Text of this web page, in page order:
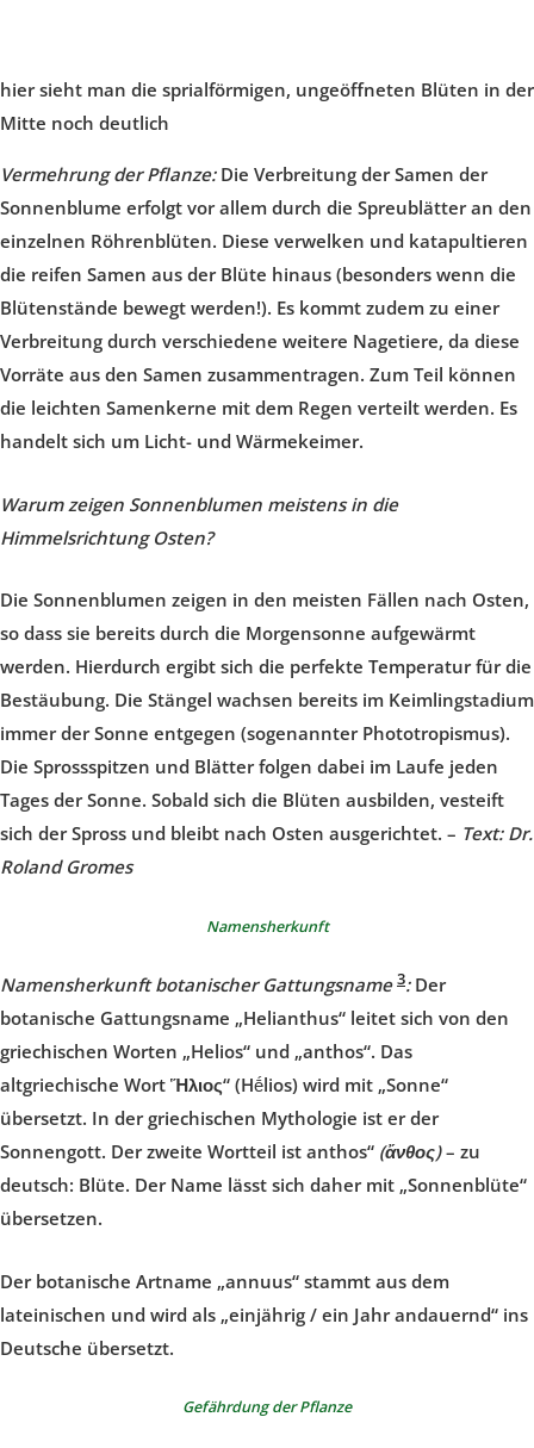
hier sieht man die sprialförmigen, ungeöffneten Blüten in der
Mitte noch deutlich
Vermehrung der Pflanze:Die Verbreitung der Samen der
Sonnenblume erfolgt vor allem durch die Spreublätter an den
einzelnen Röhrenblüten. Diese verwelken und katapultieren
die reifen Samen aus der Blüte hinaus (besonders wenn die
Blütenstände bewegt werden!). Es kommt zudem zu einer
Verbreitung durch verschiedene weitere Nagetiere, da diese
Vorräte aus den Samen zusammentragen. Zum Teil können
die leichten Samenkerne mit dem Regen verteilt werden. Es
handelt sich um Licht- und Wärmekeimer.
Warum zeigen Sonnenblumen meistens in die
Himmelsrichtung Osten?
Die Sonnenblumen zeigen in den meisten Fällen nach Osten,
so dass sie bereits durch die Morgensonne aufgewärmt
werden. Hierdurch ergibt sich die perfekte Temperatur für die
Bestäubung. Die Stängel wachsen bereits im Keimlingstadium
immer der Sonne entgegen (sogenannter Phototropismus).
Die Sprossspitzen und Blätter folgen dabei im Laufe jeden
Tages der Sonne. Sobald sich die Blüten ausbilden, vesteift
sich der Spross und bleibt nach Osten ausgerichtet. – Text: Dr.
Roland Gromes
Namensherkunft
Namensherkunft botanischer Gattungsname3:Der
botanische Gattungsname „Helianthus“ leitet sich von den
griechischen Worten „Helios“ und „anthos“. Das
altgriechische Wort Ἥλιος“ (Hḗlios) wird mit „Sonne“
übersetzt. In der griechischen Mythologie ist er der
Sonnengott. Der zweite Wortteil ist anthos“ (ἄνθος)– zu
deutsch: Blüte. Der Name lässt sich daher mit „Sonnenblüte“
übersetzen.
Der botanische Artname „annuus“ stammt aus dem
lateinischen und wird als „einjährig / ein Jahr andauernd“ ins
Deutsche übersetzt.
Gefährdung der Pflanze